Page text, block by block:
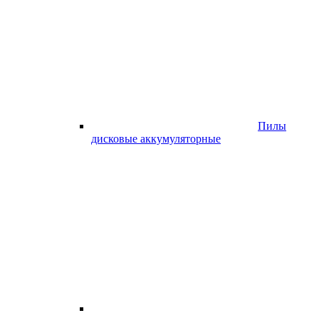
Пилы
дисковые аккумуляторные